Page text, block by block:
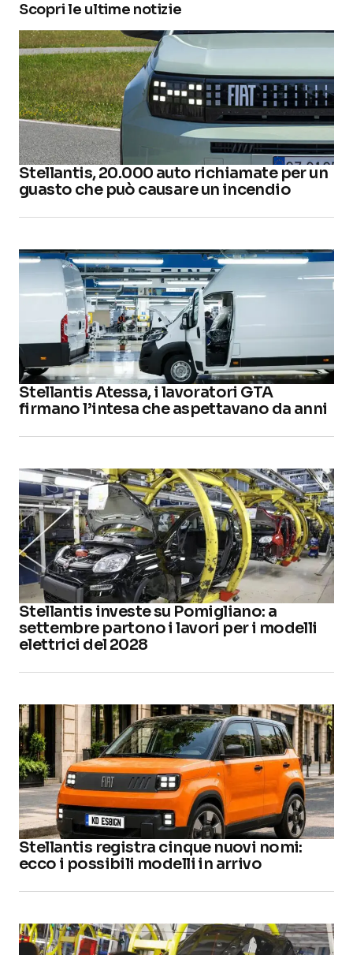
Scopri le ultime notizie
Stellantis, 20.000 auto richiamate per un
guasto che può causare un incendio
Stellantis Atessa, i lavoratori GTA
firmano l’intesa che aspettavano da anni
Stellantis investe su Pomigliano: a
settembre partono i lavori per i modelli
elettrici del 2028
Stellantis registra cinque nuovi nomi:
ecco i possibili modelli in arrivo